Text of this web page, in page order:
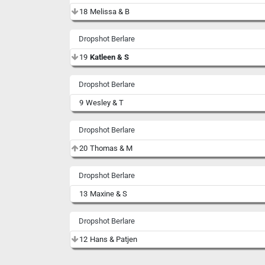
18 Melissa & B
Dropshot Berlare
19 Katleen & S
Dropshot Berlare
9 Wesley & T
Dropshot Berlare
20 Thomas & M
Dropshot Berlare
13 Maxine & S
Dropshot Berlare
12 Hans & Patjen